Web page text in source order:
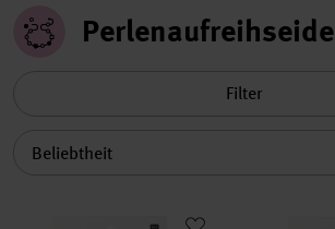
Perlenaufreihseide
Filter
Perlenaufreihseide mit Nadel weiß 0,5mm